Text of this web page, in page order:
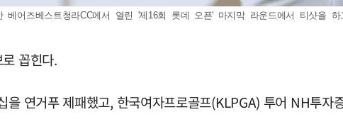
어즈베스트청라CC에서 열린 '제16회 롯데 오픈' 마지막 라운드에서 티샷을 하
꼽힌다.
연거푸 제패했고, 한국여자프로골프(KLPGA) 투어 NH투자